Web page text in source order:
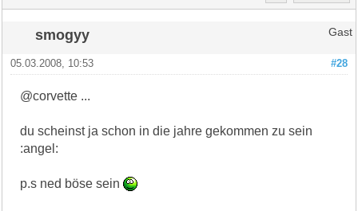
smogyy Gast
#28
05.03.2008, 10:53
@corvette ...
du scheinst ja schon in die jahre gekommen zu sein
:angel:
p.s ned böse sein